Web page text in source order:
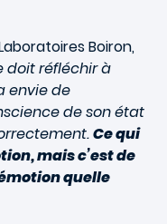
Boiron,
doit réfléchir à
envie de
de son état
Ce qui
mais c’est de
quelle